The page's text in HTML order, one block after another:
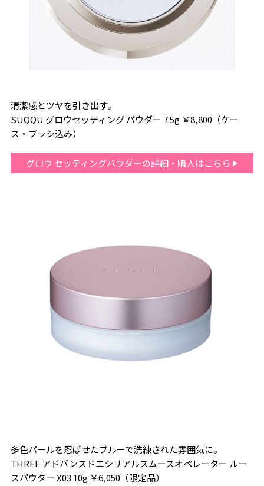
清潔感とツヤを引き出す。
SUQQU グロウセッティング パウダー 7.5g ￥8,800（ケー
ス・ブラシ込み）
グロウ セッティングパウダーの詳細・購入はこちら
多色パールを忍ばせたブルーで洗練された雰囲気に。
THREE アドバンスドエシリアルスムースオペレーター ルー
スパウダー X03 10g ￥6,050（限定品）